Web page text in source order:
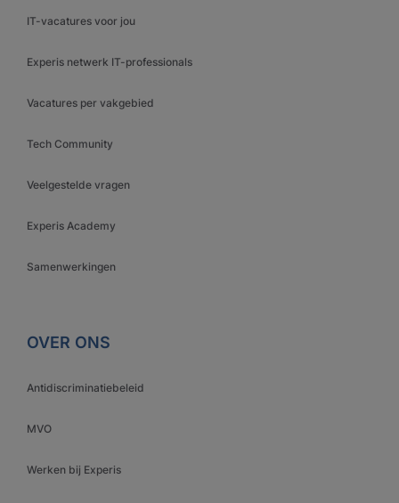
IT-vacatures voor jou
Experis netwerk IT-professionals
Vacatures per vakgebied
Tech Community
Veelgestelde vragen
Experis Academy
Samenwerkingen
OVER ONS
Antidiscriminatiebeleid
MVO
Werken bij Experis